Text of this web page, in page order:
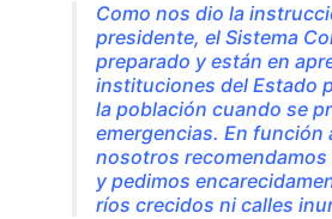
Como nos dio la
presidente, el Sistema
preparado y están en
instituciones del Estado
la población cuando se
emergencias. En función
nosotros recomendamos
y pedimos
ríos crecidos ni calles